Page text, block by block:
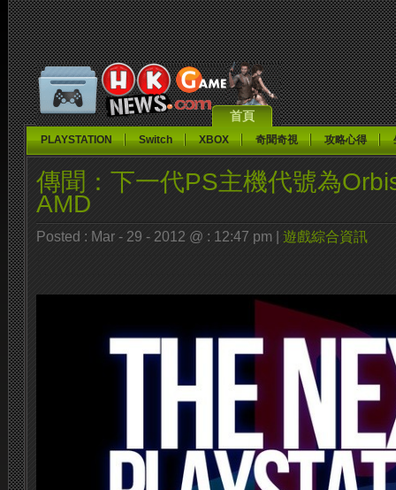
首頁
PLAYSTATION Switch XBOX 奇聞奇視 攻略心得
傳聞：下一代PS主機代號為
AMD
Posted : Mar - 29 - 2012 @ : 12:47 pm | 遊戲綜合資訊